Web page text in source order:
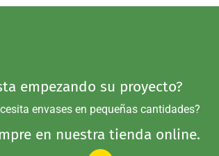
empezando su proyecto?
envases en pequeñas cantidades?
en nuestra tienda online.